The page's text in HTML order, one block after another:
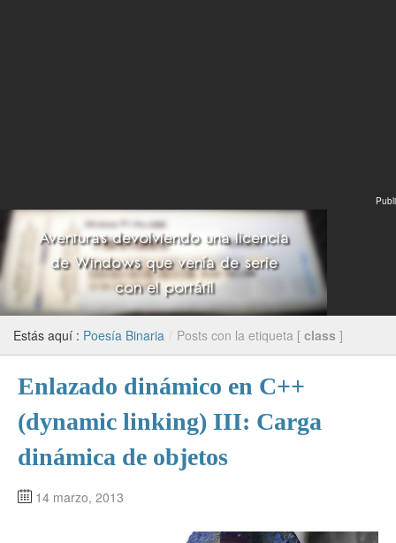
Publi
Estás aquí : Poesía Binaria / Posts con la etiqueta [ class ]
Enlazado dinámico en C++
(dynamic linking) III: Carga
dinámica de objetos
14 marzo, 2013